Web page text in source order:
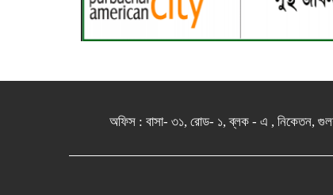
অফিস : বাসা- ৩১, রোড- ১, ব্লক - এ ,